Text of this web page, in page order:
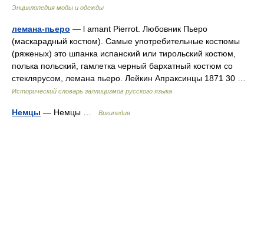
Энциклопедия моды и одежды
лемана-пьеро — l amant Pierrot. Любовник Пьеро
(маскарадный костюм). Самые употребительные костюмы
(ряженых) это шпанка испанский или тирольский костюм,
полька польский, гамлетка черный бархатный костюм со
стеклярусом, лемана пьеро. Лейкин Апраксинцы 1871 30 …
Исторический словарь галлицизмов русского языка
Немцы — Немцы … Википедия